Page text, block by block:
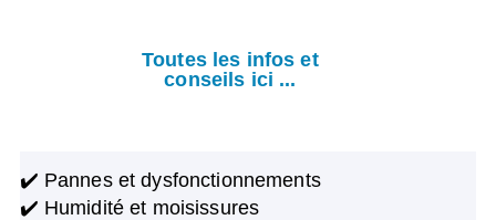
Toutes les infos et
conseils ici ...
✔️ Pannes et dysfonctionnements
✔️ Humidité et moisissures